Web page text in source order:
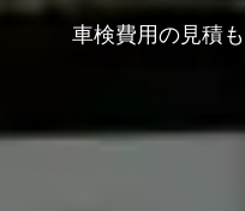
車検費用の見積